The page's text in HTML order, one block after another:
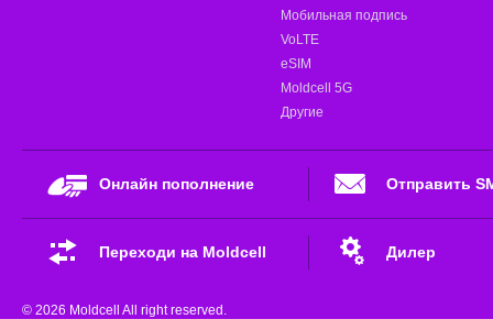
Мобильная подпись
VoLTE
eSIM
Moldcell 5G
Другие
Онлайн пополнение Отправить
Переходи на Moldcell Дилер
© 2026 Moldcell All right reserved.